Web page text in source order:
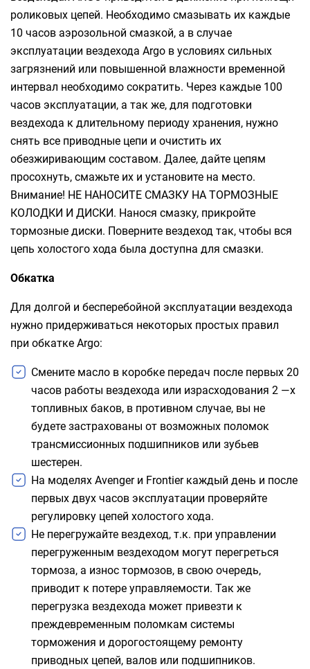
роликовых цепей. Необходимо смазывать их каждые
10 часов аэрозольной смазкой, а в случае
эксплуатации вездехода Argo в условиях сильных
загрязнений или повышенной влажности временной
интервал необходимо сократить. Через каждые 100
часов эксплуатации, а так же, для подготовки
вездехода к длительному периоду хранения, нужно
снять все приводные цепи и очистить их
обезжиривающим составом. Далее, дайте цепям
просохнуть, смажьте их и установите на место.
Внимание! НЕ НАНОСИТЕ СМАЗКУ НА ТОРМОЗНЫЕ
КОЛОДКИ И ДИСКИ. Нанося смазку, прикройте
тормозные диски. Поверните вездеход так, чтобы вся
цепь холостого хода была доступна для смазки.
Обкатка
Для долгой и бесперебойной эксплуатации вездехода
нужно придерживаться некоторых простых правил
при обкатке Argo:
Смените масло в коробке передач после первых 20
часов работы вездехода или израсходования 2 —х
топливных баков, в противном случае, вы не
будете застрахованы от возможных поломок
трансмиссионных подшипников или зубьев
шестерен.
На моделях Avenger и Frontier каждый день и после
первых двух часов эксплуатации проверяйте
регулировку цепей холостого хода.
Не перегружайте вездеход, т.к. при управлении
перегруженным вездеходом могут перегреться
тормоза, а износ тормозов, в свою очередь,
приводит к потере управляемости. Так же
перегрузка вездехода может привезти к
преждевременным поломкам системы
торможения и дорогостоящему ремонту
приводных цепей, валов или подшипников.